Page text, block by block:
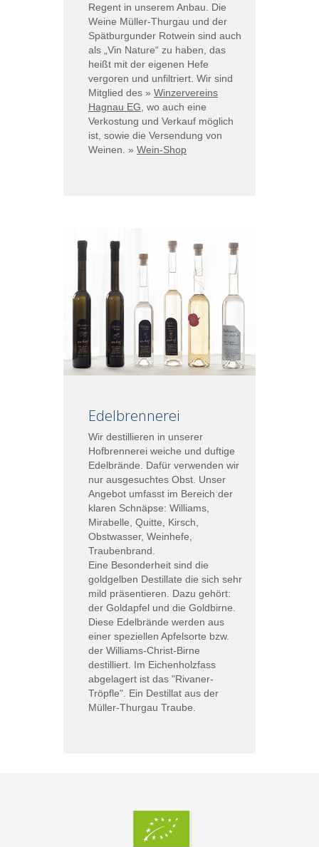
Regent in unserem Anbau. Die
Weine Müller-Thurgau und der
Spätburgunder Rotwein sind auch
als „Vin Nature“ zu haben, das
heißt mit der eigenen Hefe
vergoren und unfiltriert. Wir sind
Mitglied des » Winzervereins
Hagnau EG, wo auch eine
Verkostung und Verkauf möglich
ist, sowie die Versendung von
Weinen. » Wein-Shop
Edelbrennerei
Wir destillieren in unserer
Hofbrennerei weiche und duftige
Edelbrände. Dafür verwenden wir
nur ausgesuchtes Obst. Unser
Angebot umfasst im Bereich der
klaren Schnäpse: Williams,
Mirabelle, Quitte, Kirsch,
Obstwasser, Weinhefe,
Traubenbrand.
Eine Besonderheit sind die
goldgelben Destillate die sich sehr
mild präsentieren. Dazu gehört:
der Goldapfel und die Goldbirne.
Diese Edelbrände werden aus
einer speziellen Apfelsorte bzw.
der Williams-Christ-Birne
destilliert. Im Eichenholzfass
abgelagert ist das "Rivaner-
Tröpfle". Ein Destillat aus der
Müller-Thurgau Traube.